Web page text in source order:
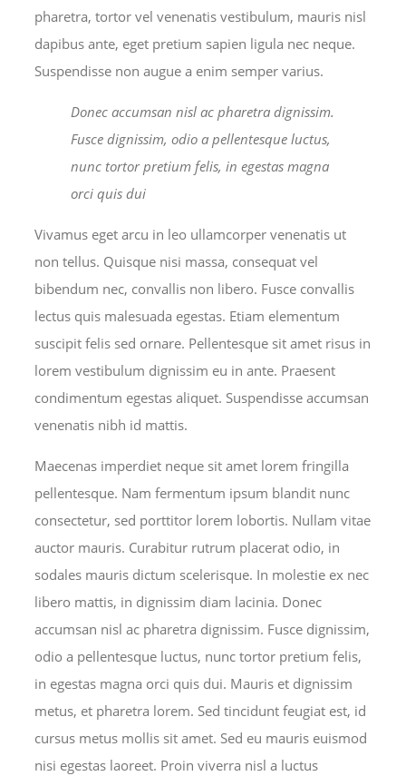
pharetra, tortor vel venenatis vestibulum, mauris nisl
dapibus ante, eget pretium sapien ligula nec neque.
Suspendisse non augue a enim semper varius.
Donec accumsan nisl ac pharetra dignissim.
Fusce dignissim, odio a pellentesque luctus,
nunc tortor pretium felis, in egestas magna
orci quis dui
Vivamus eget arcu in leo ullamcorper venenatis ut
non tellus. Quisque nisi massa, consequat vel
bibendum nec, convallis non libero. Fusce convallis
lectus quis malesuada egestas. Etiam elementum
suscipit felis sed ornare. Pellentesque sit amet risus in
lorem vestibulum dignissim eu in ante. Praesent
condimentum egestas aliquet. Suspendisse accumsan
venenatis nibh id mattis.
Maecenas imperdiet neque sit amet lorem fringilla
pellentesque. Nam fermentum ipsum blandit nunc
consectetur, sed porttitor lorem lobortis. Nullam vitae
auctor mauris. Curabitur rutrum placerat odio, in
sodales mauris dictum scelerisque. In molestie ex nec
libero mattis, in dignissim diam lacinia. Donec
accumsan nisl ac pharetra dignissim. Fusce dignissim,
odio a pellentesque luctus, nunc tortor pretium felis,
in egestas magna orci quis dui. Mauris et dignissim
metus, et pharetra lorem. Sed tincidunt feugiat est, id
cursus metus mollis sit amet. Sed eu mauris euismod
nisi egestas laoreet. Proin viverra nisl a luctus